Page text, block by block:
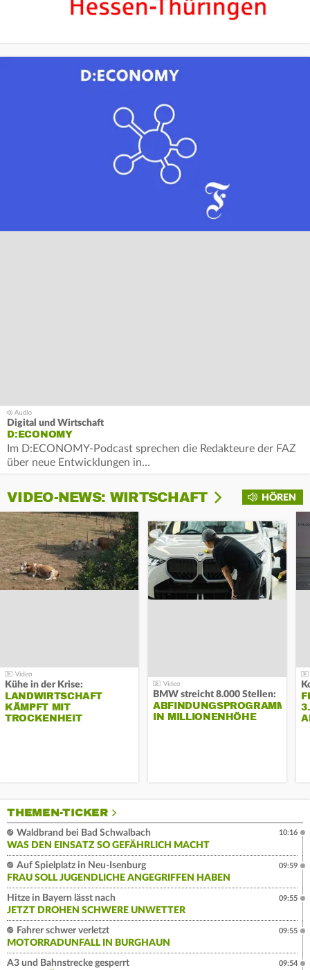
Digital und Wirtschaft
D:ECONOMY
Im D:ECONOMY-Podcast sprechen die Redakteure der FAZ
über neue Entwicklungen in…
HÖREN
VIDEO-NEWS: WIRTSCHAFT
Kühe in der Krise:
LANDWIRTSCHAFT
KÄMPFT MIT
TROCKENHEIT
BMW streicht 8.000 Stellen:
ABFINDUNGSPROGRAMM
IN MILLIONENHÖHE
THEMEN-TICKER
Waldbrand bei Bad Schwalbach
WAS DEN EINSATZ SO GEFÄHRLICH MACHT
10:16
Auf Spielplatz in Neu-Isenburg
FRAU SOLL JUGENDLICHE ANGEGRIFFEN HABEN
09:59
Hitze in Bayern lässt nach
JETZT DROHEN SCHWERE UNWETTER
09:55
Fahrer schwer verletzt
MOTORRADUNFALL IN BURGHAUN
09:55
A3 und Bahnstrecke gesperrt
09:54